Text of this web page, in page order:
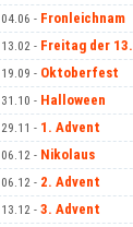
04.06 - Fronleichnam
13.02 - Freitag der 13.
19.09 - Oktoberfest
31.10 - Halloween
29.11 - 1. Advent
06.12 - Nikolaus
06.12 - 2. Advent
13.12 - 3. Advent